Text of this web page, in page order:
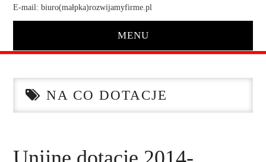
E-mail: biuro(małpka)rozwijamyfirme.pl
MENU
O NASNA CO DOTACJE